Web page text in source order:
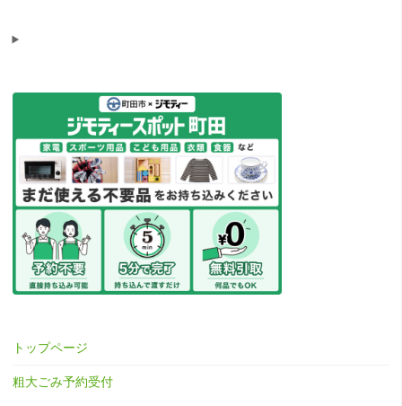
トップページ
粗大ごみ予約受付